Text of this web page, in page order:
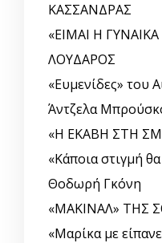
ΚΑΣΣΑΝΔΡΑΣ
«ΕΙΜΑΙ Η
ΛΟΥΔΑΡΟΣ
«Ευμενίδες» του
Άντζελα
«Η ΕΚΑΒΗ ΣΤΗ
«Κάποια στιγμή
Θοδωρή Γκόνη
«ΜΑΚΙΝΑΛ» ΤΗΣ
«Μαρίκα με